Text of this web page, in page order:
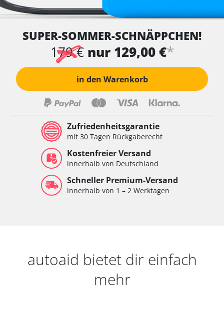
SUPER-SOMMER-SCHNÄPPCHEN!
179 € nur 129,00 €*
in den Warenkorb
Zufriedenheitsgarantie
mit 30 Tagen Rückgaberecht
Kostenfreier Versand
innerhalb von Deutschland
Schneller Premium-Versand
innerhalb von 1 – 2 Werktagen
autoaid bietet dir einfach
mehr